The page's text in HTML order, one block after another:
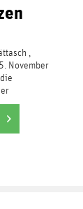
,
November